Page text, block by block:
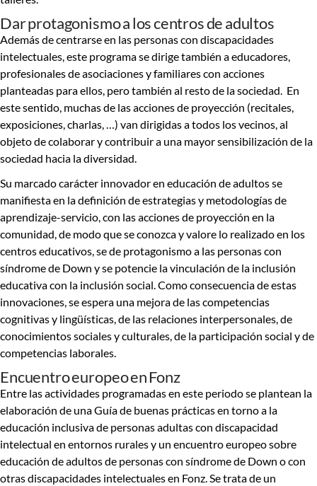
Dar protagonismo a los centros de adultos
Además de centrarse en las personas con discapacidades
intelectuales , este programa se dirige también a educadores,
profesionales de asociaciones y familiarescon acciones
planteadas para ellos, pero también al resto de la sociedad. En
este sentido, muchas de las acciones de proyección (recitales,
exposiciones, charlas, …) van dirigidas a todos los vecinos, al
objeto de colaborar y contribuir a una mayor sensibilización de la
sociedad hacia la diversidad.
Su marcado carácter innovador en educación de adultos se
manifiesta en la definición deestrategias y metodologías de
aprendizaje-servicio, con las acciones de proyección en la
comunidad, de modo que se conozca y valore lo realizado en los
centros educativos, se de protagonismo a las personas con
síndrome de Down y se potencie la vinculación de la inclusión
educativa con la inclusión social. Como consecuencia de estas
innovaciones,se espera una mejora de las competencias
cognitivas y lingüísticas, de las relaciones interpersonales, de
conocimientos sociales y culturales, de la participación social y de
competencias laborales.
Encuentro europeo en Fonz
Entre las actividades programadas en este periodo se plantean la
elaboración de una Guía de buenas prácticas en torno a la
educación inclusiva de personas adultas con discapacidad
intelectual en entornos rurales y un encuentro europeo sobre
educación de adultos de personas con síndrome de Down o con
otras discapacidades intelectuales en Fonz. Se trata de un